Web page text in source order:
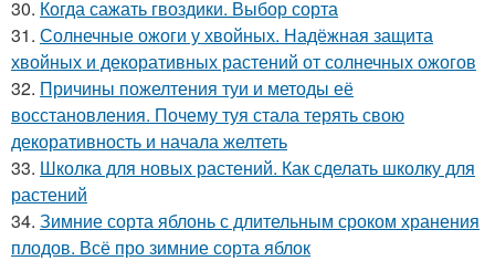
30. Когда сажать гвоздики. Выбор сорта
31. Солнечные ожоги у хвойных. Надёжная защита
хвойных и декоративных растений от солнечных ожогов
32. Причины пожелтения туи и методы её
восстановления. Почему туя стала терять свою
декоративность и начала желтеть
33. Школка для новых растений. Как сделать школку для
растений
34. Зимние сорта яблонь с длительным сроком хранения
плодов. Всё про зимние сорта яблок